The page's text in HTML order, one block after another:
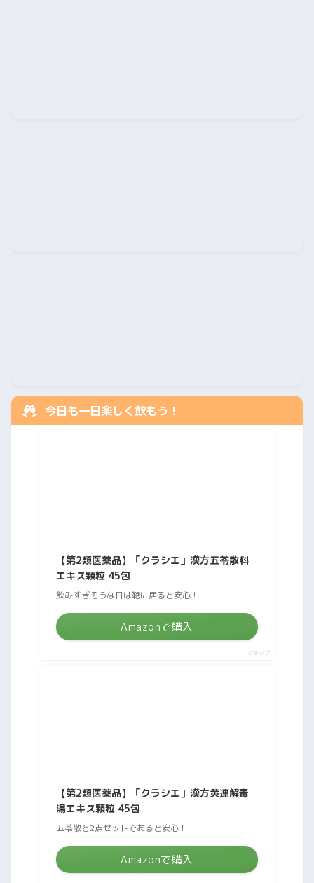
今日も一日楽しく飲もう！
【第2類医薬品】「クラシエ」漢方五苓散料
エキス顆粒 45包
飲みすぎそうな日は鞄に居ると安心！
Amazonで購入
ポチップ
【第2類医薬品】「クラシエ」漢方黄連解毒
湯エキス顆粒 45包
五苓散と2点セットであると安心！
Amazonで購入